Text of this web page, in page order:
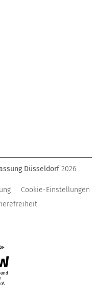
Düsseldorf 2026
Cookie-Einstellungen